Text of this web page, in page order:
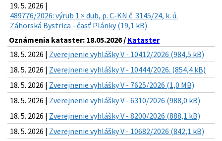
19. 5. 2026 |
489776/2026: výrub 1 × dub, p. C-KN č. 3145/24, k. ú.
Záhorská Bystrica - časť Plánky (19,1 kB)
Oznámenia kataster: 18.05.2026 / Kataster
18. 5. 2026 | Zverejnenie vyhlášky V - 10412/2026 (984,5 kB)
18. 5. 2026 | Zverejnenie vyhlášky V - 10444/2026. (854,4 kB)
18. 5. 2026 | Zverejnenie vyhlášky V - 7625/2026 (1,0 MB)
18. 5. 2026 | Zverejnenie vyhlášky V - 6310/2026 (988,0 kB)
18. 5. 2026 | Zverejnenie vyhlášky V - 8200/2026 (888,1 kB)
18. 5. 2026 | Zverejnenie vyhlášky V - 10682/2026 (842,1 kB)